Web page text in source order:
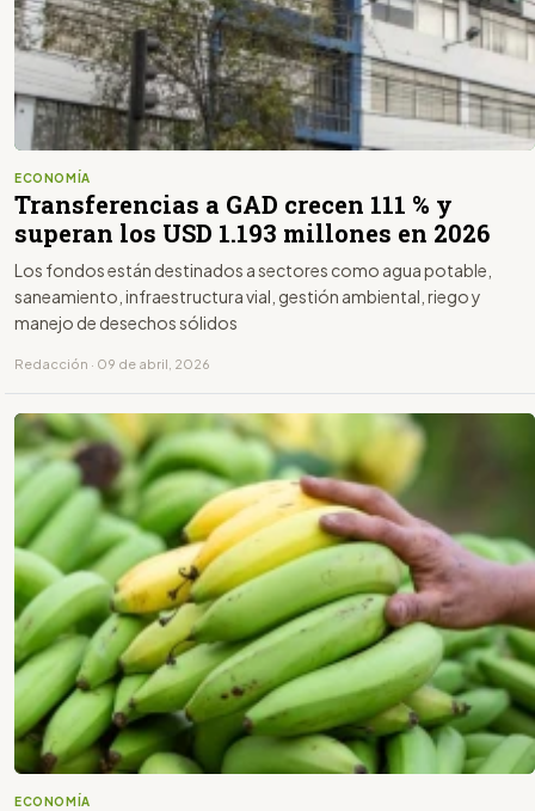
ECONOMÍA
Transferencias a GAD crecen 111 % y
superan los USD 1.193 millones en 2026
Los fondos están destinados a sectores como agua potable,
saneamiento, infraestructura vial, gestión ambiental, riego y
manejo de desechos sólidos
Redacción · 09 de abril, 2026
ECONOMÍA